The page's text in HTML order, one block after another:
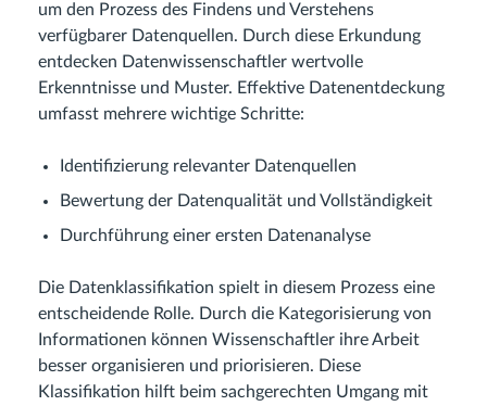
um den Prozess des Findens und Verstehens
verfügbarer Datenquellen. Durch diese Erkundung
entdecken Datenwissenschaftler wertvolle
Erkenntnisse und Muster. Effektive Datenentdeckung
umfasst mehrere wichtige Schritte:
Identifizierung relevanter Datenquellen
Bewertung der Datenqualität und Vollständigkeit
Durchführung einer ersten Datenanalyse
Die Datenklassifikation spielt in diesem Prozess eine
entscheidende Rolle. Durch die Kategorisierung von
Informationen können Wissenschaftler ihre Arbeit
besser organisieren und priorisieren. Diese
Klassifikation hilft beim sachgerechten Umgang mit